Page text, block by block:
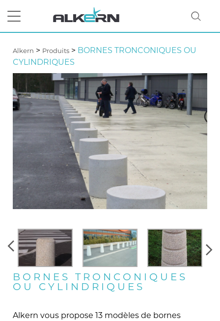
Alkern > Produits > BORNES TRONCONIQUES OU
CYLINDRIQUES
BORNES TRONCONIQUES
OU CYLINDRIQUES
Alkern vous propose 13 modèles de bornes